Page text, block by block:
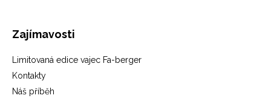
Zajímavosti
Limitovaná edice vajec Fa-berger
Kontakty
Náš příběh